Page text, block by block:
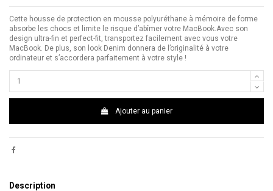
Cette housse de protection en mousse polyuréthane à mémoire de forme
absorbe les chocs et limite le risque d’abîmer votre MacBook.Avec son
design ultra-fin et perfect-fit, transportez facilement avec vous votre
MacBook. De plus, son look Denim donnera de l’originalité à votre
ordinateur et s’accordera parfaitement à votre style !
Ajouter au panier
Description